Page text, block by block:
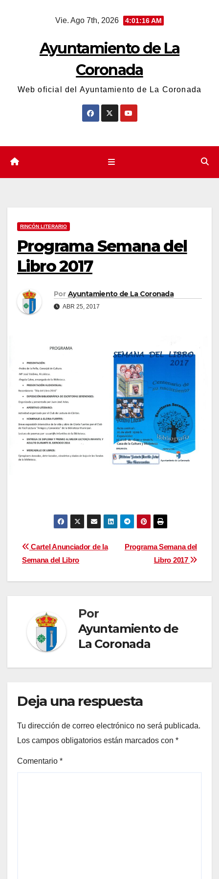
Vie. Ago 7th, 2026 4:01:16 AM
Ayuntamiento de La
Coronada
Web oficial del Ayuntamiento de La Coronada
RINCÓN LITERARIO
Programa Semana del
Libro 2017
Por Ayuntamiento de La Coronada
ABR 25, 2017
Navegación
de
Programa Semana del
Libro 2017
Cartel Anunciador de la
Semana del Libro
Por
Ayuntamiento de
La Coronada
Deja una respuesta
Tu dirección de correo electrónico no será publicada.
Los campos obligatorios están marcados con *
Comentario *